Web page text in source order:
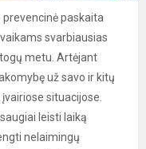
paskaita
svarbiausias
metu. Artėjant
už savo ir kitų
situacijose.
leisti laiką
nelaimingų